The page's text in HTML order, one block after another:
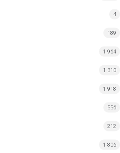
4
189
1 964
1 310
1 918
556
212
1 806